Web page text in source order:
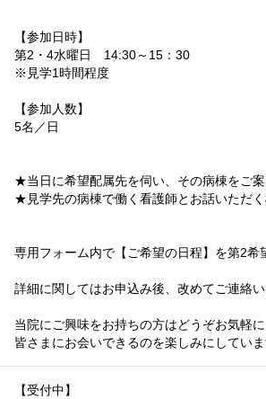
【参加日時】
第2・4水曜日 14:30～15：30
※見学1時間程度
【参加人数】
5名／日
★当日に希望配属先を伺い、その病棟をご
★見学先の病棟で働く看護師とお話いただく
専用フォーム内で【ご希望の日程】を第2希
詳細に関してはお申込み後、改めてご連絡い
当院にご興味をお持ちの方はどうぞお気軽に
皆さまにお会いできるのを楽しみにしていま
【受付中】